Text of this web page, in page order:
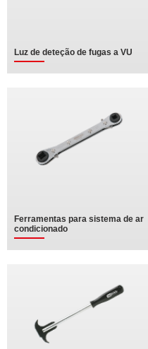
Luz de deteção de fugas a VU
Ferramentas para sistema de ar
condicionado